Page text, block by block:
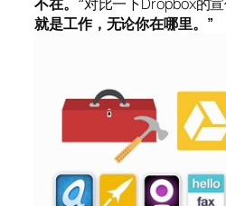
就是工作，无论你在哪里。”